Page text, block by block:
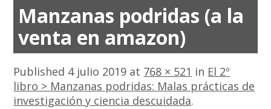
Manzanas podridas (a la
venta en amazon)
Published 4 julio 2019 at 768 × 521 in El 2º
libro > Manzanas podridas: Malas prácticas de
investigación y ciencia descuidada.